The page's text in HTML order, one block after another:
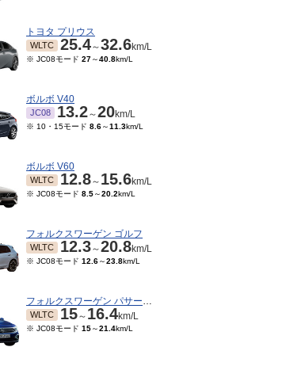
トヨタ プリウス
WLTC 25.4～32.6km/L
※ JC08モード 27～40.8km/L
ボルボ V40
JC08 13.2～20km/L
※ 10・15モード 8.6～11.3km/L
ボルボ V60
WLTC 12.8～ 15.6km/L
※ JC08モード 8.5～20.2km/L
フォルクスワーゲン ゴルフ
WLTC 12.3～20.8km/L
※ JC08モード 12.6～23.8km/L
フォルクスワーゲン パサートヴァリアント
WLTC 15～ 16.4km/L
※ JC08モード 15～21.4km/L